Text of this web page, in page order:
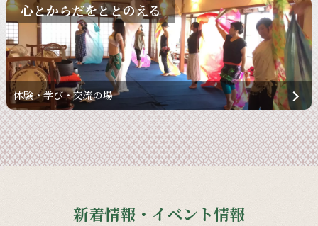
心とからだをととのえる
体験・学び・交流の場
新着情報・イベント情報